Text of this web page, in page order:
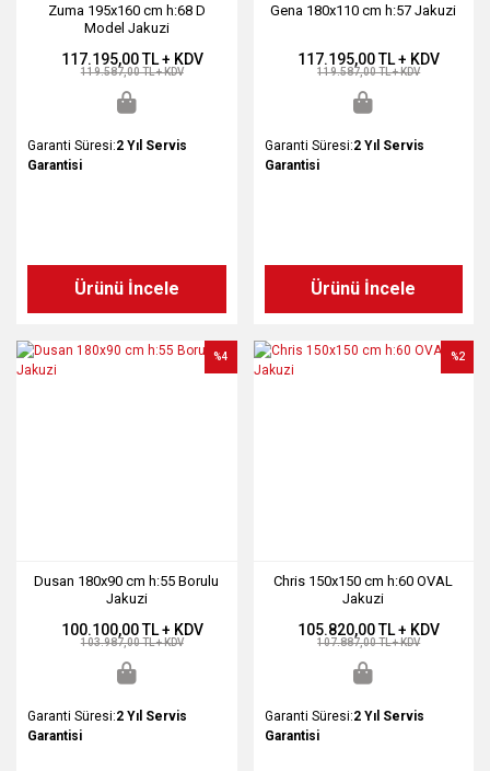
Zuma 195x160 cm h:68 D
Model Jakuzi
117.195,00 TL + KDV
119.587,00 TL + KDV
Garanti Süresi:2 Yıl Servis
Garantisi
Ürünü İncele
Gena 180x110 cm h:57 Jakuzi
117.195,00 TL + KDV
119.587,00 TL + KDV
Garanti Süresi:2 Yıl Servis
Garantisi
Ürünü İncele
Dusan 180x90 cm h:55 Borulu
Jakuzi
%4
100.100,00 TL + KDV
103.987,00 TL + KDV
Garanti Süresi:2 Yıl Servis
Garantisi
Chris 150x150 cm h:60 OVAL
Jakuzi
%2
105.820,00 TL + KDV
107.887,00 TL + KDV
Garanti Süresi:2 Yıl Servis
Garantisi